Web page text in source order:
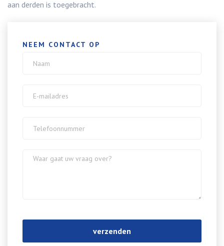
aan derden is toegebracht.
NEEM CONTACT OP